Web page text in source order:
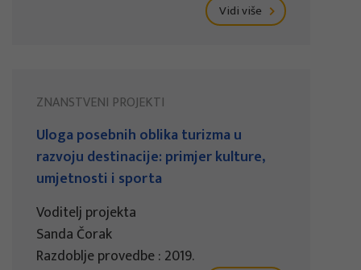
Vidi više
ZNANSTVENI PROJEKTI
Uloga posebnih oblika turizma u
razvoju destinacije: primjer kulture,
umjetnosti i sporta
Voditelj projekta
Sanda Čorak
Razdoblje provedbe : 2019.